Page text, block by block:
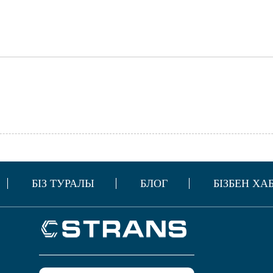
БІЗ ТУРАЛЫ БЛОГ БІЗБЕН